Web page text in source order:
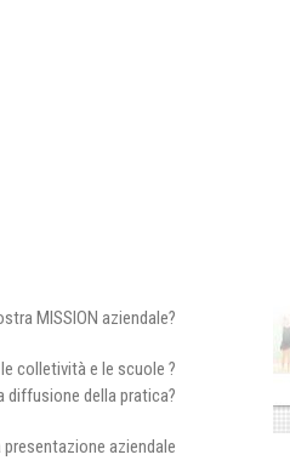
MISSION aziendale?
colletività e le scuole ?
diffusione della pratica?
aziendale